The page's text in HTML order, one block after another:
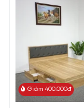
Giảm 400.000đ